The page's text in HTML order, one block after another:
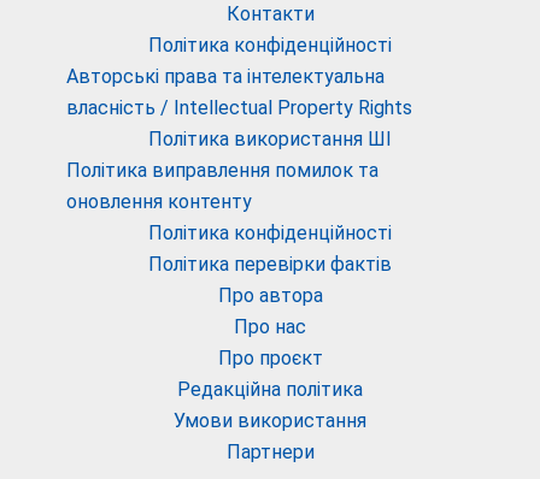
Контакти
Політика конфіденційності
Авторські права та інтелектуальна
власність / Intellectual Property Rights
Політика використання ШІ
Політика виправлення помилок та
оновлення контенту
Політика конфіденційності
Політика перевірки фактів
Про автора
Про нас
Про проєкт
Редакційна політика
Умови використання
Партнери